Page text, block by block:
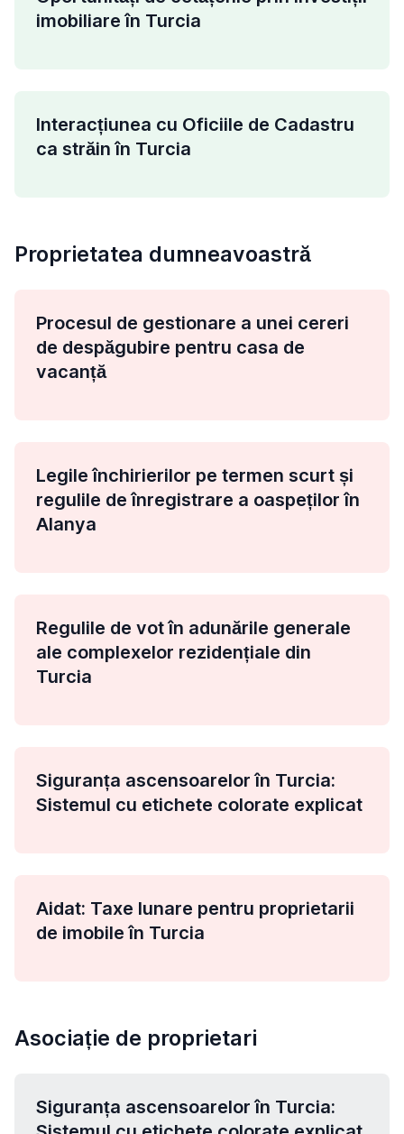
imobiliare în Turcia
Interacțiunea cu Oficiile de Cadastru
ca străin în Turcia
Proprietatea dumneavoastră
Procesul de gestionare a unei cereri
de despăgubire pentru casa de
vacanță
Legile închirierilor pe termen scurt și
regulile de înregistrare a oaspeților în
Alanya
Regulile de vot în adunările generale
ale complexelor rezidențiale din
Turcia
Siguranța ascensoarelor în Turcia:
Sistemul cu etichete colorate explicat
Aidat: Taxe lunare pentru proprietarii
de imobile în Turcia
Asociație de proprietari
Siguranța ascensoarelor în Turcia: